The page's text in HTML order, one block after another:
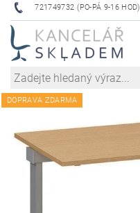
721749732 (PO-PÁ 9-16 HOD)
DOPRAVA ZDARMA